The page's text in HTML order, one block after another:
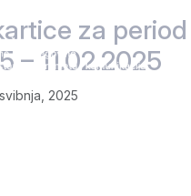
za
– 11.02.2025
2025